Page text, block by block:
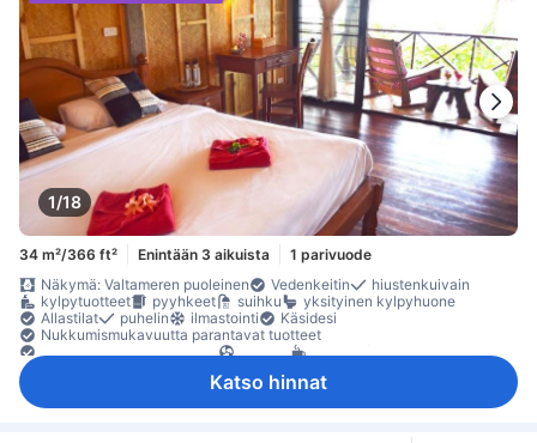
1/18
34 m²/366 ft² Enintään 3 aikuista
1 parivuode
Näkymä: Valtameren puoleinen
Vedenkeitin
hiustenkuivain
kylpytuotteet
pyyhkeet suihku
yksityinen kylpyhuone
Allastilat
puhelin ilmastointi
Käsidesi
Nukkumismukavuutta parantavat tuotteet
Pistorasiat vuoteen lähellä
tuuletin
kahvin-/teenkeitin
Roskakorit työpöytä
Katso hinnat